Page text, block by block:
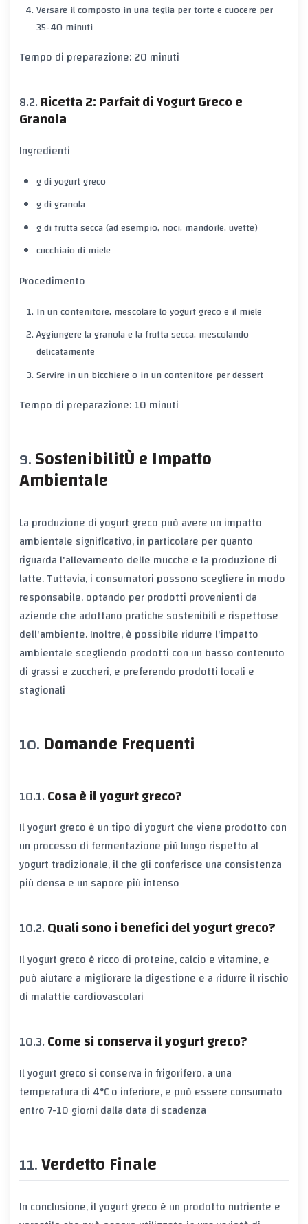
Versare il composto in una teglia per torte e cuocere per
35-40 minuti
Tempo di preparazione: 20 minuti
Ricetta 2: Parfait di Yogurt Greco e
Granola
Ingredienti
g di yogurt greco
g di granola
g di frutta secca (ad esempio, noci, mandorle, uvette)
cucchiaio di miele
Procedimento
In un contenitore, mescolare lo yogurt greco e il miele
Aggiungere la granola e la frutta secca, mescolando
delicatamente
Servire in un bicchiere o in un contenitore per dessert
Tempo di preparazione: 10 minuti
SostenibilitÙ e Impatto
Ambientale
La produzione di yogurt greco può avere un impatto
ambientale significativo, in particolare per quanto
riguarda l'allevamento delle mucche e la produzione di
latte. Tuttavia, i consumatori possono scegliere in modo
responsabile, optando per prodotti provenienti da
aziende che adottano pratiche sostenibili e rispettose
dell'ambiente. Inoltre, è possibile ridurre l'impatto
ambientale scegliendo prodotti con un basso contenuto
di grassi e zuccheri, e preferendo prodotti locali e
stagionali
Domande Frequenti
Cosa è il yogurt greco?
Il yogurt greco è un tipo di yogurt che viene prodotto con
un processo di fermentazione più lungo rispetto al
yogurt tradizionale, il che gli conferisce una consistenza
più densa e un sapore più intenso
Quali sono i benefici del yogurt greco?
Il yogurt greco è ricco di proteine, calcio e vitamine, e
può aiutare a migliorare la digestione e a ridurre il rischio
di malattie cardiovascolari
Come si conserva il yogurt greco?
Il yogurt greco si conserva in frigorifero, a una
temperatura di 4°C o inferiore, e può essere consumato
entro 7-10 giorni dalla data di scadenza
Verdetto Finale
In conclusione, il yogurt greco è un prodotto nutriente e